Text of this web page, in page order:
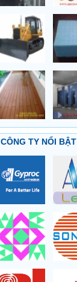
CÔNG TY NỔI BẬT